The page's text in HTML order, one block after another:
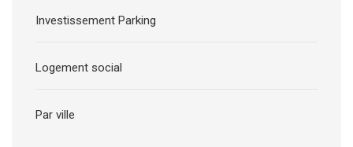
Investissement Parking
Logement social
Par ville